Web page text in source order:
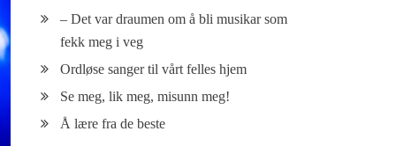
– Det var draumen om å bli musikar som
fekk meg i veg
Ordløse sanger til vårt felles hjem
Se meg, lik meg, misunn meg!
Å lære fra de beste